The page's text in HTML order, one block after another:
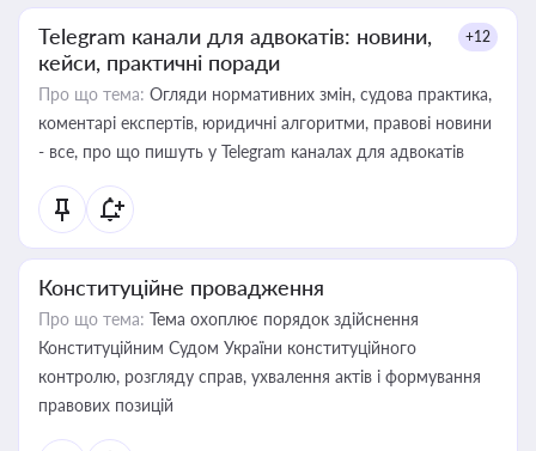
Telegram канали для адвокатів: новини,
кейси, практичні поради
+12
Про що тема: Огляди нормативних змін, судова практика,
коментарі експертів, юридичні алгоритми, правові новини
- все, про що пишуть у Telegram каналах для адвокатів
Конституційне провадження
Про що тема: Тема охоплює порядок здійснення
Конституційним Судом України конституційного
контролю, розгляду справ, ухвалення актів і формування
правових позицій